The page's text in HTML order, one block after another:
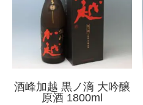
酒峰加越 黒ノ滴 大吟醸
原酒 1800ml